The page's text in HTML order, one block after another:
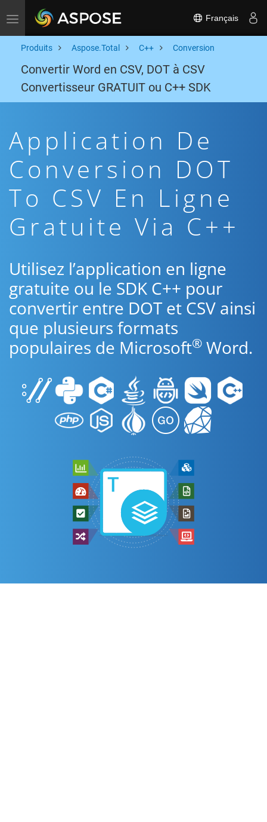
Toggle navigation Français
Produits Aspose.Total C++ Conversion
Convertir Word en CSV, DOT à CSV
Convertisseur GRATUIT ou C++ SDK
Application De
Conversion DOT
To CSV En Ligne
Gratuite Via C++
Utilisez l’application en ligne
gratuite ou le SDK C++ pour
convertir entre DOT et CSV ainsi
que plusieurs formats
populaires de Microsoft® Word.